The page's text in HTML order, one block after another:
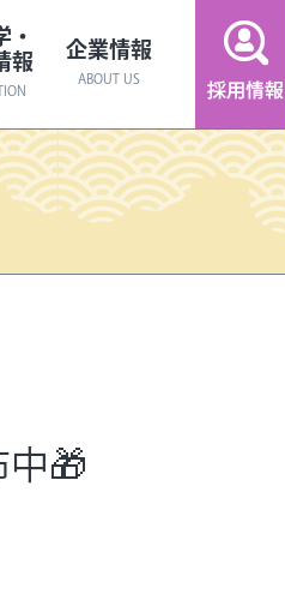
スタッフ紹介
蔵元のこだわり
数量限定商品
・
報
企業情報
ABOUT US
マップ
🎁